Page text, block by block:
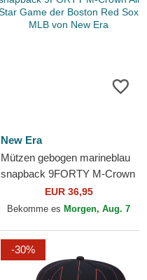
New Era
Mützen gebogen marineblau
snapback 9FORTY M-Crown
All Star Game der Boston
Red Sox MLB von New Era
EUR 36,95
Bekomme es Morgen, Aug. 7
-30%